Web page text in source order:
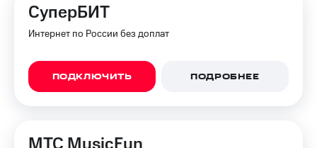
СуперБИТ
Интернет по России без доплат
ПОДКЛЮЧИТЬ ПОДРОБНЕЕ